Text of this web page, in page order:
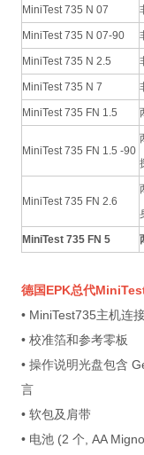
MiniTest 735 N 07
MiniTest 735 N 07-90
MiniTest 735 N 2.5
MiniTest 735 N 7
MiniTest 735 FN 1.5
MiniTest 735 FN 1.5 -90
MiniTest 735 FN 2.6
MiniTest 735 FN 5
德国EPK总代
• MiniTest735主机连
• 校准箔和参考零板
• 操作说明光盘包含
言
• 软包及肩带
• 电池 (2 个, AA